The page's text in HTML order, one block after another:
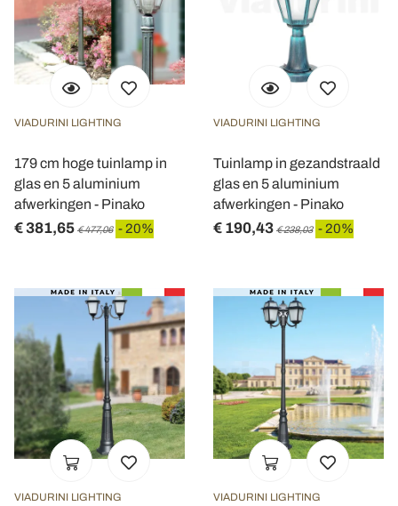
VIADURINI LIGHTING
179 cm hoge tuinlamp in
glas en 5 aluminium
afwerkingen - Pinako
€ 381,65 € 477,06 - 20%
VIADURINI LIGHTING
Tuinlamp in gezandstraald
glas en 5 aluminium
afwerkingen - Pinako
€ 190,43 € 238,03 - 20%
VIADURINI LIGHTING VIADURINI LIGHTING